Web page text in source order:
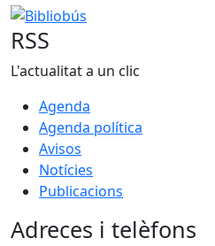
Bibliobús
RSS
L'actualitat a un clic
Agenda
Agenda política
Avisos
Notícies
Publicacions
Adreces i telèfons